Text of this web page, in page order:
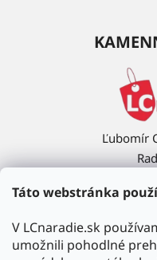
Táto webstránka
V LCnaradie.sk
umožnili pohodlné
Ľubomír